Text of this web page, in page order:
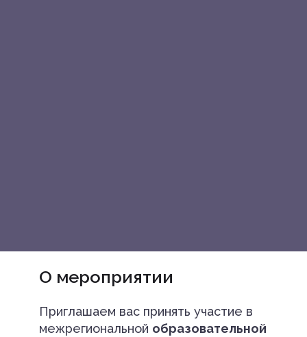
О мероприятии
Приглашаем вас принять участие в
межрегиональной образовательной